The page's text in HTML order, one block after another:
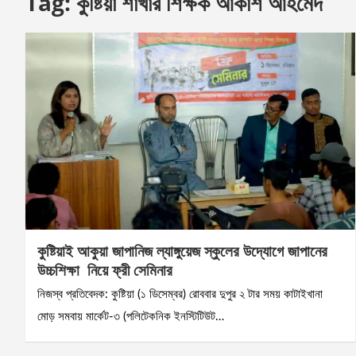
কুষ্টিয়াই আকুয়া জাপানিজ ল্যাঙ্গুয়েজ স্কুলের উদ্যোগে জাপানের
উচ্চশিক্ষা নিয়ে ফ্রী সেমিনার
নিজস্ব প্রতিবেদক: কুষ্টিয়া (১ ডিসেম্বর) রোববার দুপুর ২ টার সময় কাটাইখানা
মোড় সমবায় মার্কেট-৩ (পলিটেকনিক ইনস্টিটিউট…